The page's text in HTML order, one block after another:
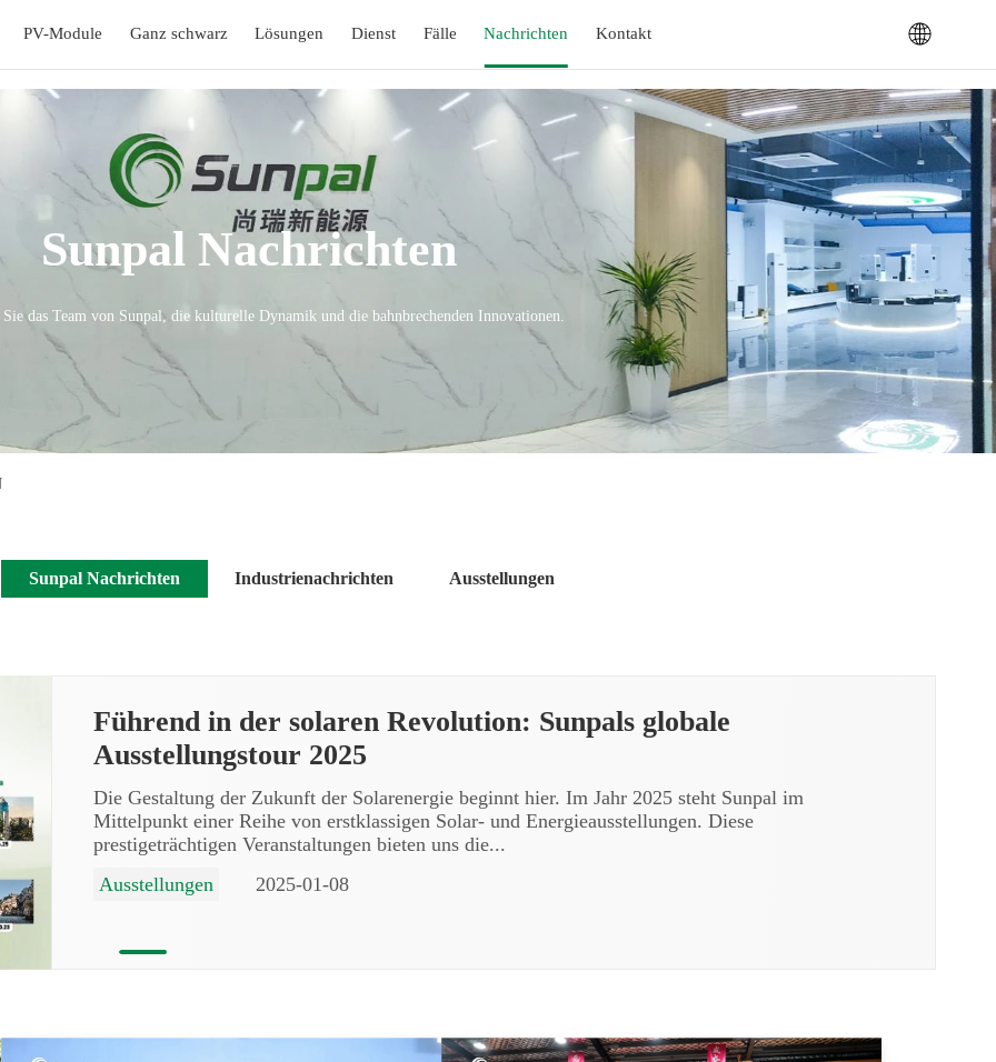
PV-Module Ganz schwarz Lösungen Dienst Fälle Nachrichten Kontakt
Sunpal Nachrichten
das Team von Sunpal, die kulturelle Dynamik und die bahnbrechenden Innovationen.
Sunpal Nachrichten Industrienachrichten Ausstellungen
Führend in der solaren Revolution: Sunpals globale
Ausstellungstour 2025
Die Gestaltung der Zukunft der Solarenergie beginnt hier. Im Jahr 2025 steht Sunpal im
Mittelpunkt einer Reihe von erstklassigen Solar- und Energieausstellungen. Diese
prestigeträchtigen Veranstaltungen bieten uns die...
Ausstellungen
2025-01-08